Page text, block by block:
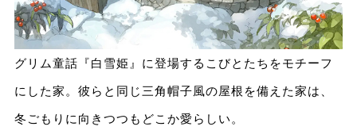
グリム童話『白雪姫』に登場するこびとたちをモチーフ
にした家。彼らと同じ三角帽子風の屋根を備えた家は、
冬ごもりに向きつつもどこか愛らしい。